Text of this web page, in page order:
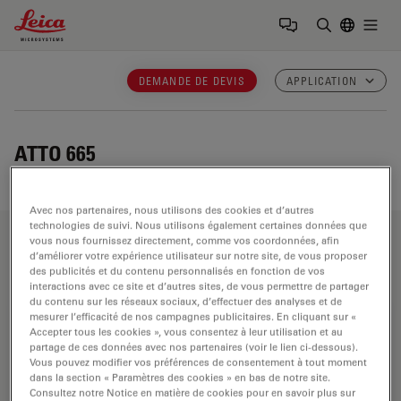
Leica Microsystems Logo
DEMANDE DE DEVIS APPLICATION
ATTO 665
Domaines d’application
Microscopes pour la recherche en sciences
de la vie
Les microscopes de Leica Microsystems pour la
Avec nos partenaires, nous utilisons des cookies et d’autres
technologies de suivi. Nous utilisons également certaines données que
vous nous fournissez directement, comme vos coordonnées, afin
d’améliorer votre expérience utilisateur sur notre site, de vous proposer
des publicités et du contenu personnalisés en fonction de vos
interactions avec ce site et d’autres sites, de vous permettre de partager
du contenu sur les réseaux sociaux, d’effectuer des analyses et de
mesurer l’efficacité de nos campagnes publicitaires. En cliquant sur «
Accepter tous les cookies », vous consentez à leur utilisation et au
partage de ces données avec nos partenaires (voir le lien ci-dessous).
Vous pouvez modifier vos préférences de consentement à tout moment
dans la section « Paramètres des cookies » en bas de notre site.
Consultez notre Notice en matière de cookies pour en savoir plus sur